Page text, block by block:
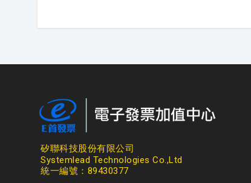
矽聯科技股份有限公司
Systemlead Technologies Co.,Ltd
統一編號：89430377